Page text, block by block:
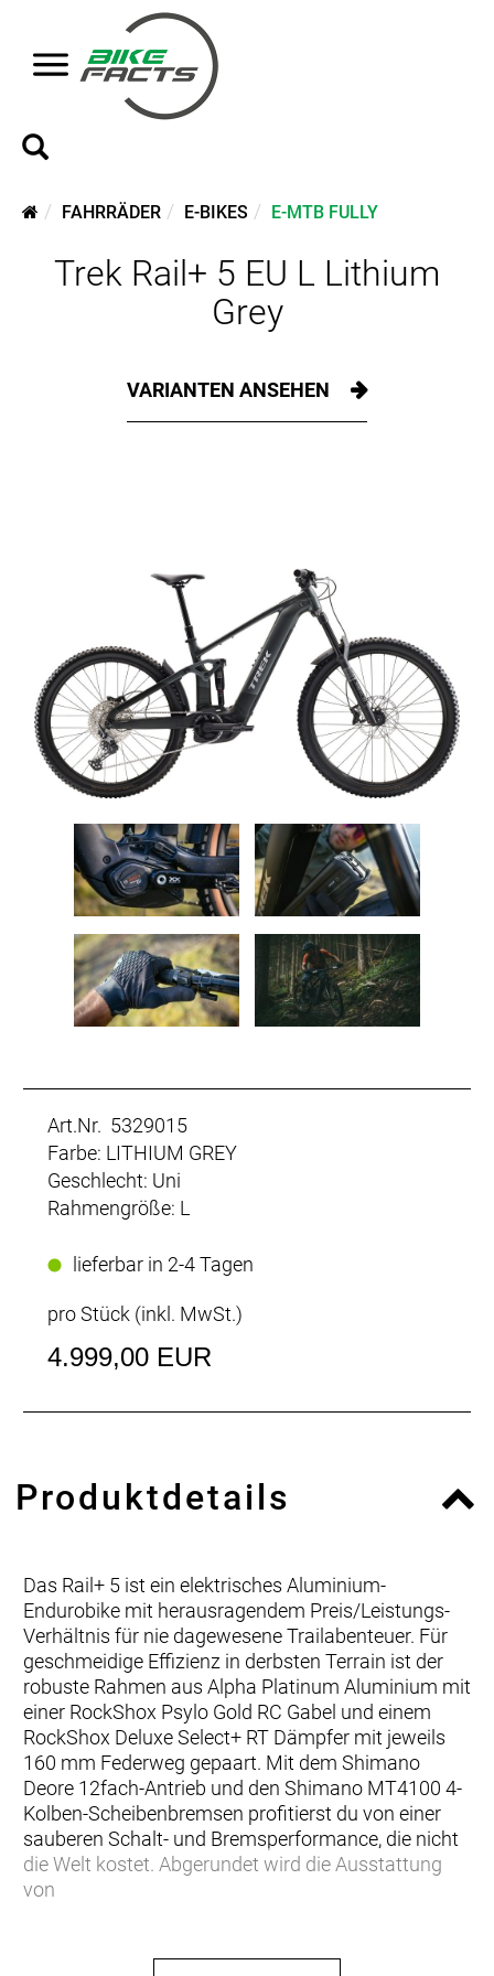
FAHRRÄDER E-BIKES E-MTB FULLY
Trek Rail+ 5 EU L Lithium
Grey
VARIANTEN ANSEHEN
Art.Nr. 5329015
Farbe: LITHIUM GREY
Geschlecht: Uni
Rahmengröße: L
lieferbar in 2-4 Tagen
pro Stück (inkl. MwSt.)
4.999,00 EUR
Produktdetails
Das Rail+ 5 ist ein elektrisches Aluminium-
Endurobike mit herausragendem Preis/Leistungs-
Verhältnis für nie dagewesene Trailabenteuer. Für
geschmeidige Effizienz in derbsten Terrain ist der
robuste Rahmen aus Alpha Platinum Aluminium mit
einer RockShox Psylo Gold RC Gabel und einem
RockShox Deluxe Select+ RT Dämpfer mit jeweils
160 mm Federweg gepaart. Mit dem Shimano
Deore 12fach-Antrieb und den Shimano MT4100 4-
Kolben-Scheibenbremsen profitierst du von einer
sauberen Schalt- und Bremsperformance, die nicht
die Welt kostet. Abgerundet wird die Ausstattung
von
vor nichts zurückschreckt. Da du auch auf den Preis